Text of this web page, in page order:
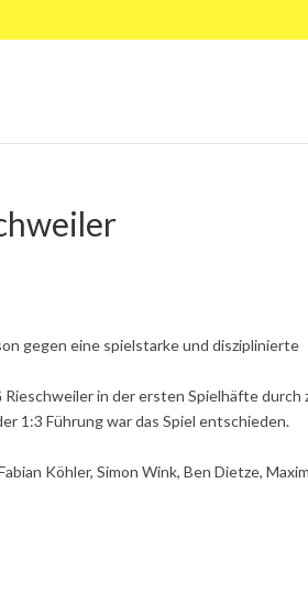
gegen eine spielstarke und disziplinierte
in der ersten Spielhäfte
1:3 Führung war das Spiel entschieden.
Köhler, Simon Wink, Ben Dietze,